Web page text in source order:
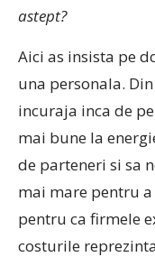
astept?
Aici as insista pe
una personala.
incuraja inca de
mai bune la
de parteneri si sa
mai mare pentru
pentru ca firmele
costurile